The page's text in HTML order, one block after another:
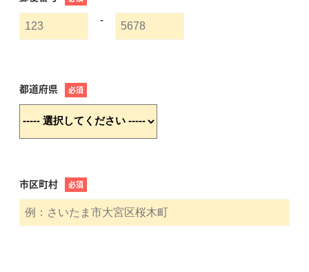
-
都道府県 必須
市区町村 必須